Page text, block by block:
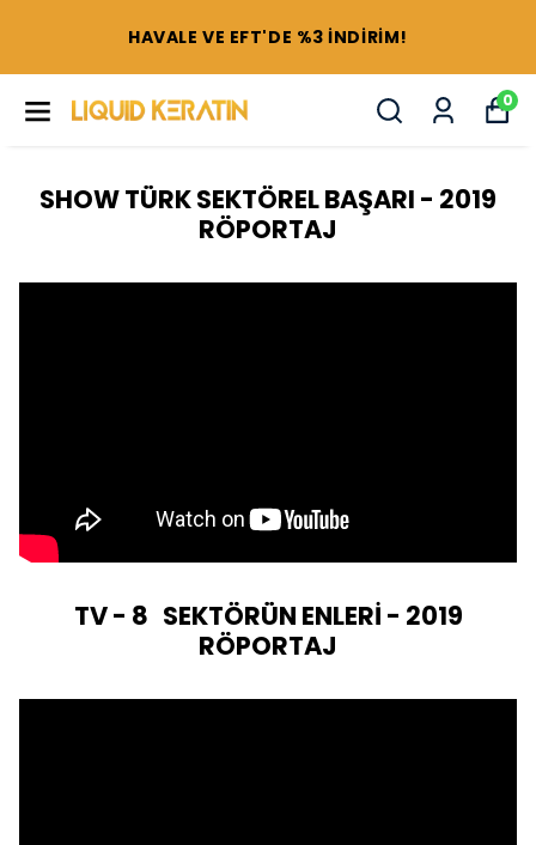
HAVALE VE EFT'DE %3 İNDİRİM!
0
SHOW TÜRK SEKTÖREL BAŞARI - 2019
RÖPORTAJ
TV - 8 SEKTÖRÜN ENLERİ - 2019
RÖPORTAJ